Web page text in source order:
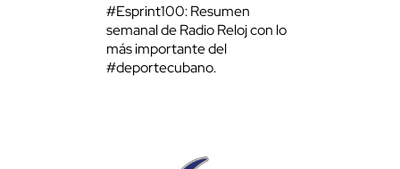
#Esprint100: Resumen
semanal de Radio Reloj con lo
más importante del
#deportecubano.